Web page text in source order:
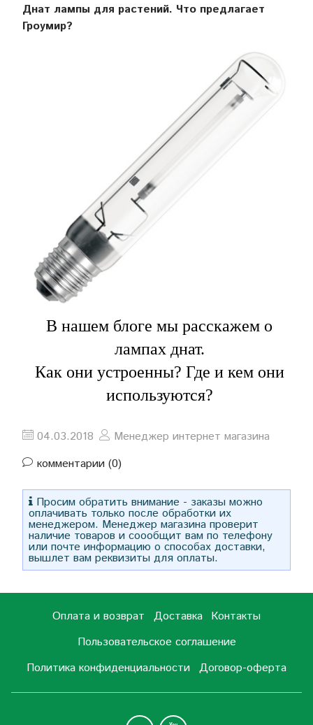
Днат лампы для растений. Что предлагает
Гроумир?
В нашем блоге мы расскажем о
лампах днат.
Как они устроенны? Где и кем они
используются?
04.03.2018
Менеджер интернет магазина
комментарии (0)
Просим обратить внимание - заказы можно
оплачивать только после обработки их
менеджером. Менеджер магазина проверит
наличие товаров и соообщит вам по телефону
или почте информацию о способах доставки,
вышлет вам реквизиты для оплаты.
Оплата и возврат Доставка Контакты
Пользовательское соглашение
Политика конфиденциальности Договор-оферта